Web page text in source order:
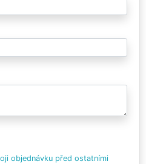
objednávku před ostatními